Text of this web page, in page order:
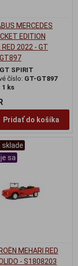
MERCEDES
EDITION
RED 2022 - GT
GT SPIRIT
číslo: GT-GT897
1 ks
Pridať do košíka
sklade
sa
MEHARI RED
- S1808203